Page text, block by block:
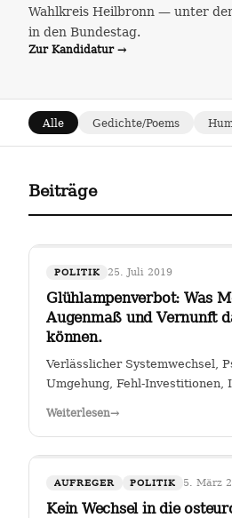
Wahlkreis Heilbronn — unter
in den Bundestag.
Zur Kandidatur →
Alle Gedichte/Poems
Beiträge
POLITIK 25. Juli 2019
Glühlampenverbot: Was
Augenmaß und Vernunft
können.
Verlässlicher Systemwechsel,
Umgehung, Fehl-Investitionen,
Weiterlesen→
AUFREGER POLITIK 5. März
Kein Wechsel in die